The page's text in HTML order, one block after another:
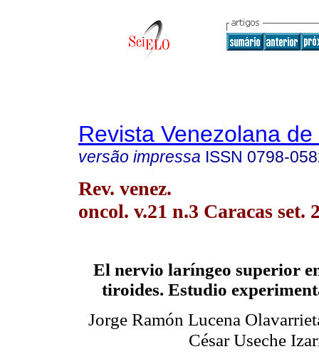
Revista Venezolana
versão impressa ISSN 0798-
Rev. venez.
oncol. v.21 n.3 Caracas set.
El nervio laríngeo superior
tiroides. Estudio
Jorge Ramón Lucena
César Useche